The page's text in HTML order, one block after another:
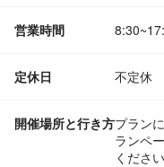
営業時間
定休日 不定休
開催場所と行き方プラン
ランペ
ください